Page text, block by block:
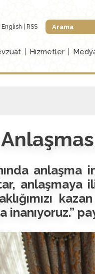
English RSS
Hizmetler
anlaşma
anlaşmaya